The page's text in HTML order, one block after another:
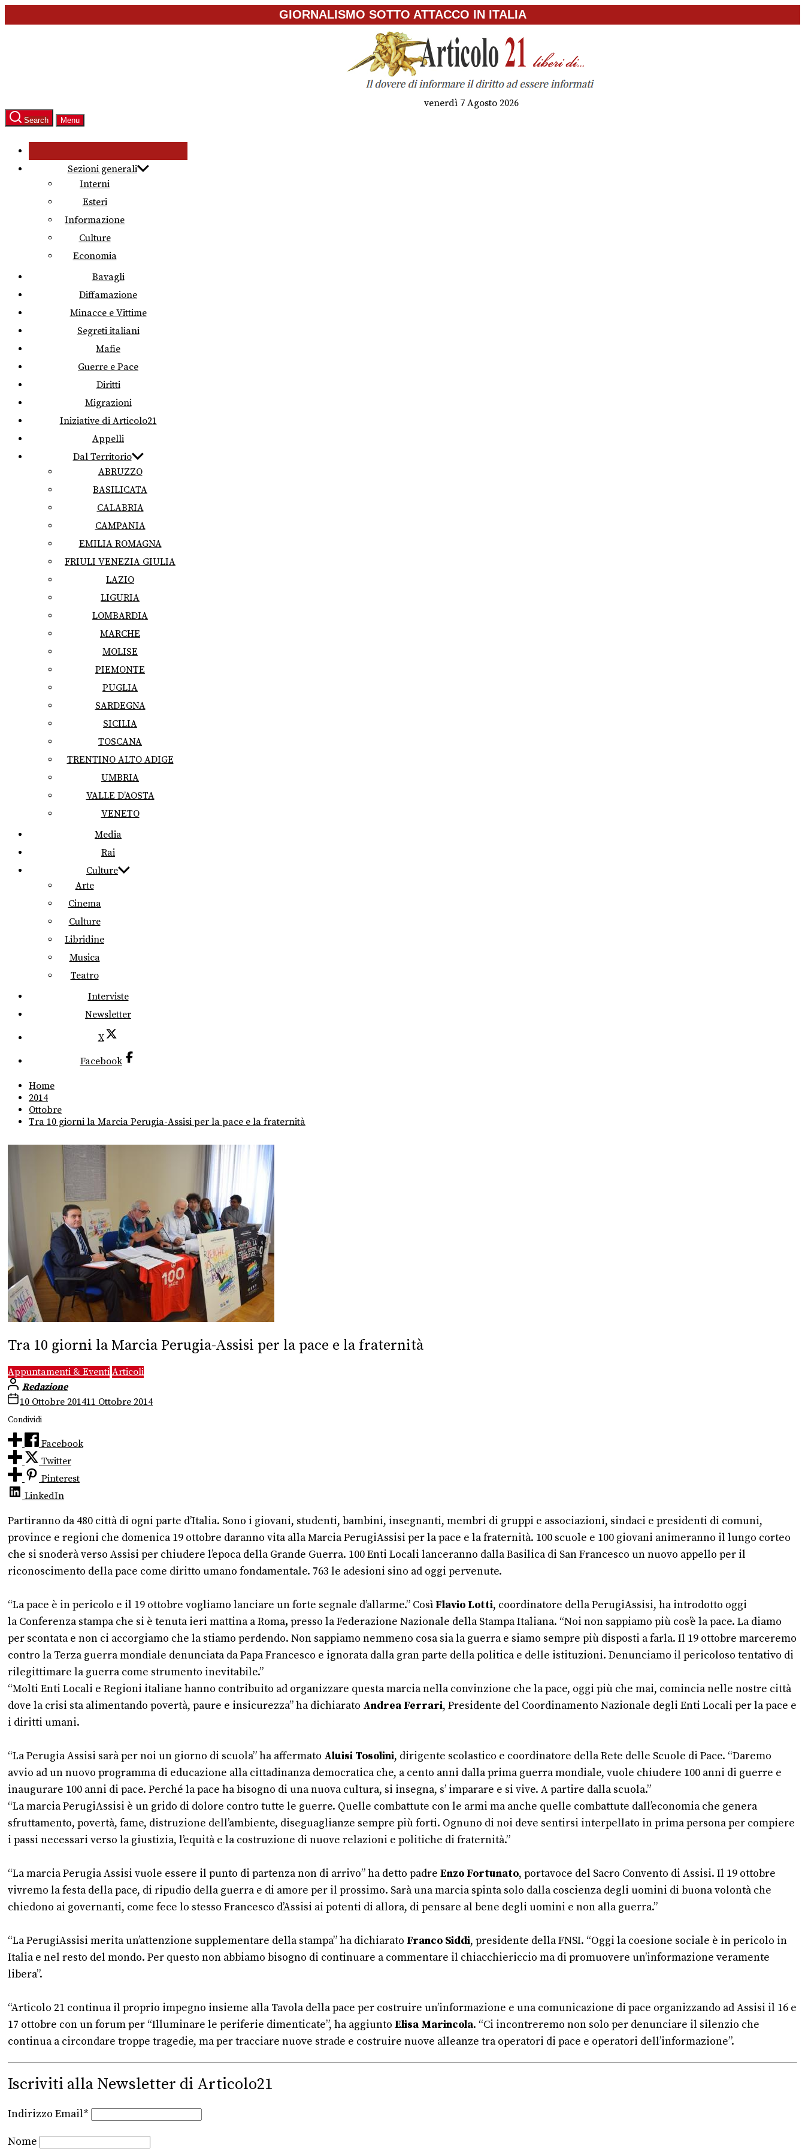
to
GIORNALISMO SOTTO ATTACCO IN ITALIA
venerdì 7 Agosto 2026
Search Menu
Sezioni generali
Interni
Esteri
Informazione
Culture
Economia
Bavagli
Diffamazione
Minacce e Vittime
Segreti italiani
Mafie
Guerre e Pace
Diritti
Migrazioni
Iniziative di Articolo21
Appelli
Dal Territorio
ABRUZZO
BASILICATA
CALABRIA
CAMPANIA
EMILIA ROMAGNA
FRIULI VENEZIA GIULIA
LAZIO
LIGURIA
LOMBARDIA
MARCHE
MOLISE
PIEMONTE
PUGLIA
SARDEGNA
SICILIA
TOSCANA
TRENTINO ALTO ADIGE
UMBRIA
VALLE D’AOSTA
VENETO
Media
Rai
Culture
Arte
Cinema
Culture
Libridine
Musica
Teatro
Interviste
Newsletter
X
Facebook
Home
2014
Ottobre
Tra 10 giorni la Marcia Perugia-Assisi per la pace e la fraternità
Tra 10 giorni la Marcia Perugia-Assisi per la pace e la fraternità
Appuntamenti & Eventi Articoli
Redazione
10 Ottobre 201411 Ottobre 2014
Condividi
Facebook
Twitter
Pinterest
LinkedIn
Partiranno da 480 città di ogni parte d’Italia. Sono i giovani, studenti, bambini, insegnanti, membri di gruppi e associazioni, sindaci e presidenti di comuni,
province e regioni che domenica 19 ottobre daranno vita alla Marcia PerugiAssisi per la pace e la fraternità. 100 scuole e 100 giovani animeranno il lungo corteo
che si snoderà verso Assisi per chiudere l’epoca della Grande Guerra. 100 Enti Locali lanceranno dalla Basilica di San Francesco un nuovo appello per il
riconoscimento della pace come diritto umano fondamentale. 763 le adesioni sino ad oggi pervenute.
“La pace è in pericolo e il 19 ottobre vogliamo lanciare un forte segnale d’allarme.” Così Flavio Lotti, coordinatore della PerugiAssisi, ha introdotto oggi
laConferenza stampache si è tenuta ieri mattinaa Roma, presso la Federazione Nazionale della Stampa Italiana. “Noi non sappiamo più cos’è la pace. La diamo
per scontata e non ci accorgiamo che la stiamo perdendo. Non sappiamo nemmeno cosa sia la guerra e siamo sempre più disposti a farla. Il 19 ottobre marceremo
contro la Terza guerra mondiale denunciata da Papa Francesco e ignorata dalla gran parte della politica e delle istituzioni. Denunciamo il pericoloso tentativo di
rilegittimare la guerra come strumento inevitabile.”
“Molti Enti Locali e Regioni italiane hanno contribuito ad organizzare questa marcia nella convinzione che la pace, oggi più che mai, comincia nelle nostre città
dove la crisi sta alimentando povertà, paure e insicurezza” ha dichiarato Andrea Ferrari, Presidente del Coordinamento Nazionale degli Enti Locali per la pace e
i diritti umani.
“La Perugia Assisi sarà per noi un giorno di scuola” ha affermato Aluisi Tosolini, dirigente scolastico e coordinatore della Rete delle Scuole di Pace. “Daremo
avvio ad un nuovo programma di educazione alla cittadinanza democratica che, a cento anni dalla prima guerra mondiale, vuole chiudere 100 anni di guerre e
inaugurare 100 anni di pace. Perché la pace ha bisogno di una nuova cultura, si insegna, s’ imparare e si vive. A partire dalla scuola.”
“La marcia PerugiAssisi è un grido di dolore contro tutte le guerre. Quelle combattute con le armi ma anche quelle combattute dall’economia che genera
sfruttamento, povertà, fame, distruzione dell’ambiente, diseguaglianze sempre più forti. Ognuno di noi deve sentirsi interpellato in prima persona per compiere
i passi necessari verso la giustizia, l’equità e la costruzione di nuove relazioni e politiche di fraternità.”
“La marcia Perugia Assisi vuole essere il punto di partenza non di arrivo” ha detto padre Enzo Fortunato, portavoce del Sacro Convento di Assisi. Il 19 ottobre
vivremo la festa della pace, di ripudio della guerra e di amore per il prossimo. Sarà una marcia spinta solo dalla coscienza degli uomini di buona volontà che
chiedono ai governanti, come fece lo stesso Francesco d’Assisi ai potenti di allora, di pensare al bene degli uomini e non alla guerra.”
“La PerugiAssisi merita un’attenzione supplementare della stampa” ha dichiarato Franco Siddi, presidente della FNSI. “Oggi la coesione sociale è in pericolo in
Italia e nel resto del mondo. Per questo non abbiamo bisogno di continuare a commentare il chiacchiericcio ma di promuovere un’informazione veramente
libera”.
“Articolo 21 continua il proprio impegno insieme alla Tavola della pace per costruire un’informazione e una comunicazione di pace organizzando ad Assisi il 16 e
17 ottobre con un forum per “Illuminare le periferie dimenticate”, ha aggiunto Elisa Marincola. “Ci incontreremo non solo per denunciare il silenzio che
continua a circondare troppe tragedie, ma per tracciare nuove strade e costruire nuove alleanze tra operatori di pace e operatori dell’informazione”.
Iscriviti alla Newsletter di Articolo21
Indirizzo Email*
Nome